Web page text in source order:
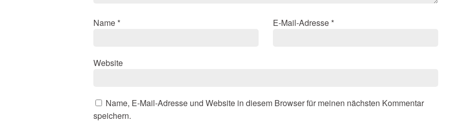
Name * E-Mail-Adresse *
Website
Name, E-Mail-Adresse und Website in diesem Browser für meinen nächsten Kommentar
speichern.